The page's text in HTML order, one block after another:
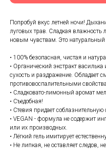
Попробуй вкус летней ночи!
луговых трав. Сладкая влажность
новым чувствам. Это
• 100% безопасная, чистая и
• Органический экстракт
сухость и раздражение. Обладает
противовоспалительными
• Сладковато-лимонный аромат
• Съедобная!
• Стевия придает соблазнительную
• VEGAN - формула не содержит
или их производных.
• Лёгкий гель имитирует
• Не липкая, не оставляет следов,